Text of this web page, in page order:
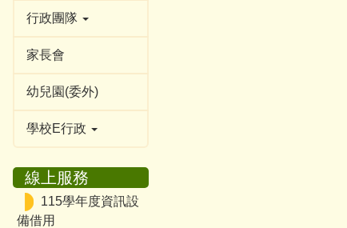
行政團隊
家長會
幼兒園(委外)
學校E行政
線上服務
115學年度資訊設
備借用